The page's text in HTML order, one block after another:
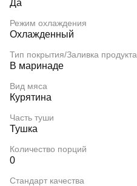
Да
Режим охлаждения
Охлажденный
Тип покрытия/Заливка продукта
В маринаде
Вид мяса
Курятина
Часть туши
Тушка
Количество порций
0
Стандарт качества